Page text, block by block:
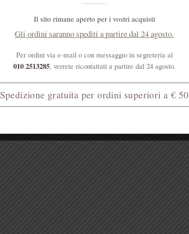
Il sito rimane aperto per i vostri acquisti
Gli ordini saranno spediti a partire dal 24 agosto.
Per ordini via e-mail o con messaggio in segreteria al
010 2513285, verrete ricontattati a partire dal 24 agosto.
Spedizione gratuita per ordini superiori a € 50